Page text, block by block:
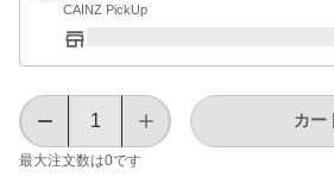
CAINZ PickUp
最大注文数は0です
カー